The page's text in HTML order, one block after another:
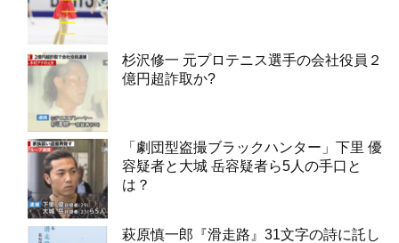
杉沢修一 元プロテニス選手の会社役員２
億円超詐取か?
「劇団型盗撮ブラックハンター」下里 優
容疑者と大城 岳容疑者ら5人の手口と
は？
萩原慎一郎『滑走路』31文字の詩に託し